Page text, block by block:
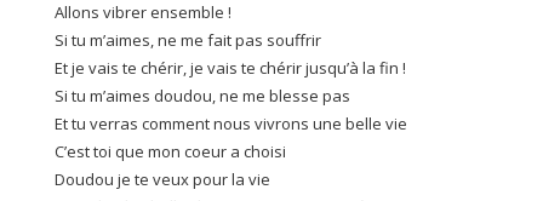
Allons vibrer ensemble !
Si tu m’aimes, ne me fait pas souffrir
Et je vais te chérir, je vais te chérir jusqu’à la fin !
Si tu m’aimes doudou, ne me blesse pas
Et tu verras comment nous vivrons une belle vie
C’est toi que mon coeur a choisi
Doudou je te veux pour la vie